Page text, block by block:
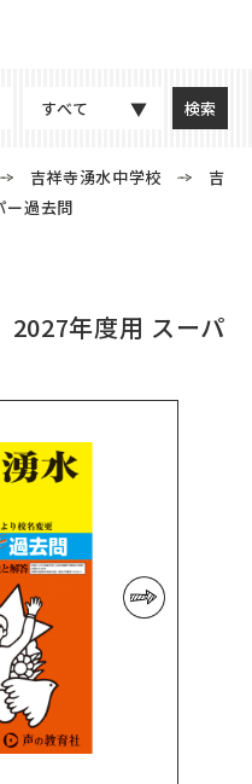
すべて
吉祥寺湧水中学校
吉
過去問
年度用 スーパ
次の画像